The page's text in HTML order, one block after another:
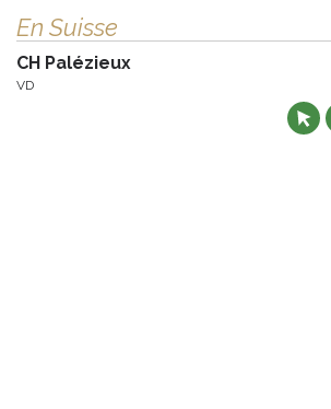
En Suisse
CH Palézieux
VD